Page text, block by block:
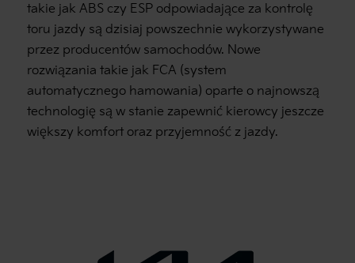
takie jak ABS czy ESP odpowiadające za kontrolę
toru jazdy są dzisiaj powszechnie wykorzystywane
przez producentów samochodów. Nowe
rozwiązania takie jak FCA (system
automatycznego hamowania) oparte o najnowszą
technologię są w stanie zapewnić kierowcy jeszcze
większy komfort oraz przyjemność z jazdy.